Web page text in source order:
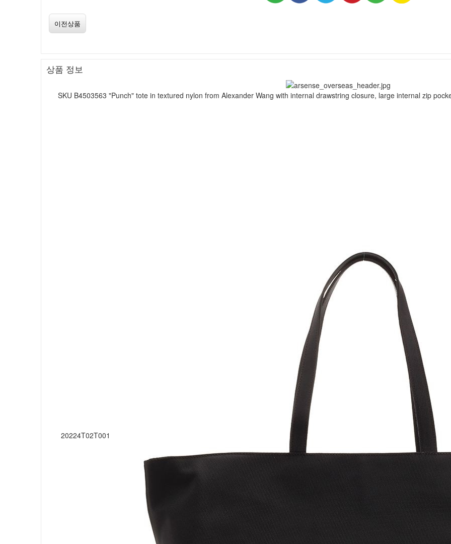
이전상품
상품 정보
SKU B4503563 "Punch" tote in textured nylon from Alexander Wang with internal drawstring closure, large internal zip
20224T02T001